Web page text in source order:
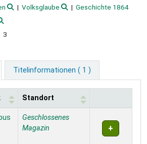
Volksglaube
Geschichte 1864
3
Titelinformationen ( 1 )
Standort
Geschlossenes
Magazin